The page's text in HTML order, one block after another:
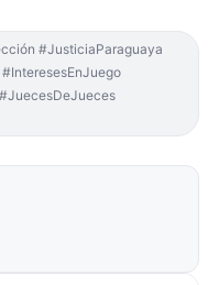
#JusticiaParaguaya